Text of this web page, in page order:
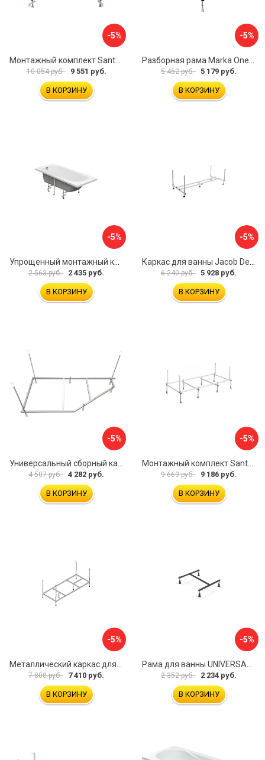
-5%
10 054 руб. 9 551 руб.
В КОРЗИНУ
-5%
5 452 руб. 5 179 руб.
В КОРЗИНУ
-5%
2 563 руб. 2 435 руб.
В КОРЗИНУ
-5%
6 240 руб. 5 928 руб.
В КОРЗИНУ
-5%
4 507 руб. 4 282 руб.
В КОРЗИНУ
-5%
9 669 руб. 9 186 руб.
В КОРЗИНУ
-5%
Металлический каркас для акриловой ванны Cezares EMP-170-70-MF-R
7 800 руб. 7 410 руб.
В КОРЗИНУ
-5%
Рама для ванны UNIVERSAL Cersanit K-RW-UNIVERSAL160-170
2 352 руб. 2 234 руб.
В КОРЗИНУ